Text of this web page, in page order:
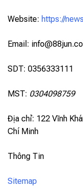
Website: https://
Email:
SDT: 0356333111
MST: 0304098759
Địa chỉ: 122 Vĩnh
Chí Minh
Thông Tin
Sitemap